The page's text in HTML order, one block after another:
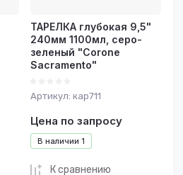
ТАРЕЛКА глубокая 9,5"
240мм 1100мл, серо-
зеленый "Corone
Sacramento"
Артикул: кар711
В наличии 1
Цена по запросу
К сравнению